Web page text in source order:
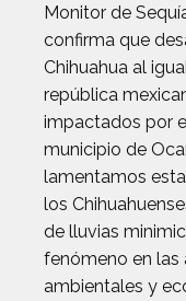
Monitor de
confirma que
Chihuahua al
república
impactados por
municipio de
lamentamos
los
de lluvias
fenómeno en las
ambientales y